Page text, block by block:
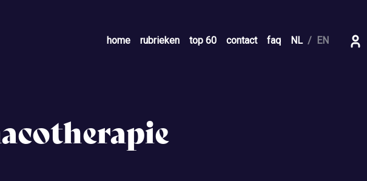
home rubrieken top 60 contact faq NL EN